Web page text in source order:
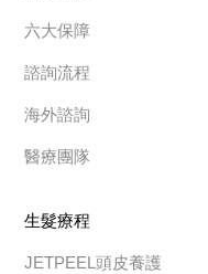
六大保障
諮詢流程
海外諮詢
醫療團隊
生髮療程
JETPEEL頭皮養護